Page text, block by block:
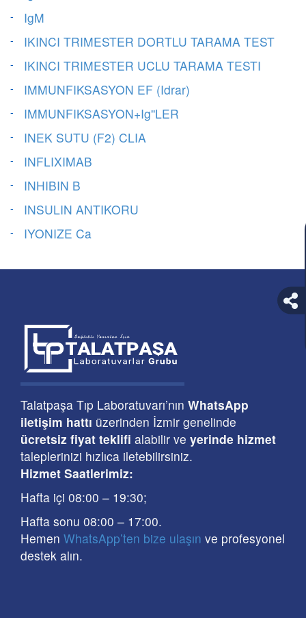
IgM
IKINCI TRIMESTER DORTLU TARAMA TEST
IKINCI TRIMESTER UCLU TARAMA TESTI
IMMUNFIKSASYON EF (Idrar)
IMMUNFIKSASYON+Ig''LER
INEK SUTU (F2) CLIA
INFLIXIMAB
INHIBIN B
INSULIN ANTIKORU
IYONIZE Ca
Talatpaşa Tıp Laboratuvarı’nın WhatsApp
iletişim hattı üzerinden İzmir genelinde
ücretsiz fiyat teklifi alabilir ve yerinde hizmet
taleplerinizi hızlıca iletebilirsiniz.
Hizmet Saatlerimiz:
Hafta içi 08:00 – 19:30;
Hafta sonu 08:00 – 17:00.
Hemen WhatsApp’ten bize ulaşın ve profesyonel
destek alın.